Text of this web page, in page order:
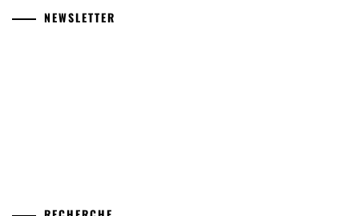
NEWSLETTER